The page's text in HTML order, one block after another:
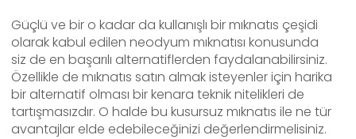
Güçlü ve bir o kadar da kullanışlı bir mıknatıs çeşidi
olarak kabul edilen neodyum mıknatısı konusunda
siz de en başarılı alternatiflerden faydalanabilirsiniz.
Özellikle de mıknatıs satın almak isteyenler için harika
bir alternatif olması bir kenara teknik nitelikleri de
tartışmasızdır. O halde bu kusursuz mıknatıs ile ne tür
avantajlar elde edebileceğinizi değerlendirmelisiniz.